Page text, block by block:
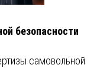
безопасности
самовольной